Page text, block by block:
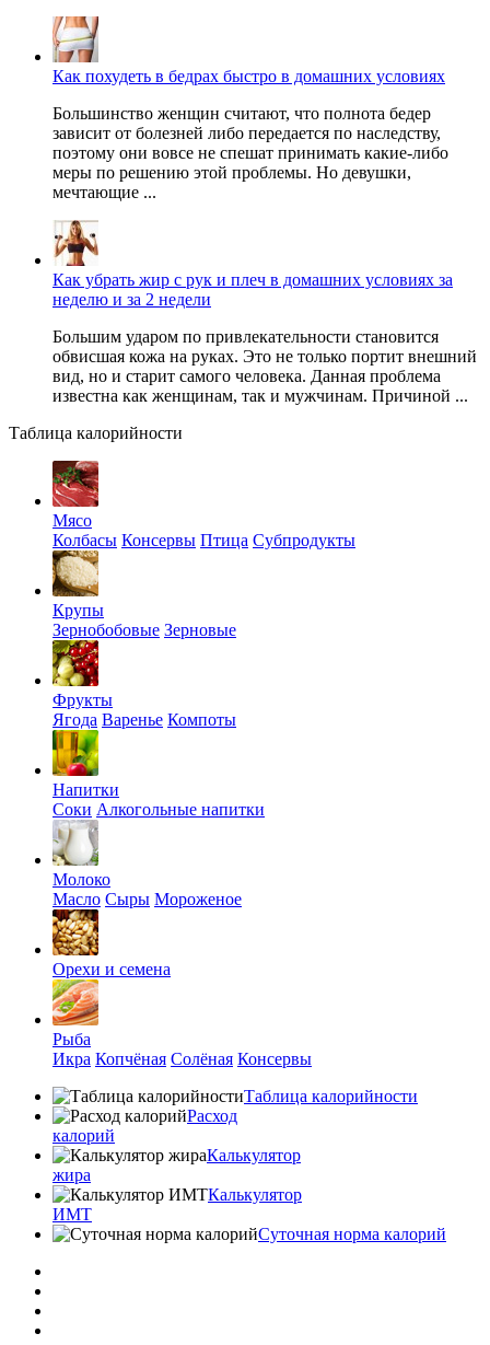
Как похудеть в бедрах быстро в домашних условиях
Большинство женщин считают, что полнота бедер
зависит от болезней либо передается по наследству,
поэтому они вовсе не спешат принимать какие-либо
меры по решению этой проблемы. Но девушки,
мечтающие ...
Как убрать жир с рук и плеч в домашних условиях за
неделю и за 2 недели
Большим ударом по привлекательности становится
обвисшая кожа на руках. Это не только портит внешний
вид, но и старит самого человека. Данная проблема
известна как женщинам, так и мужчинам. Причиной ...
Таблица калорийности
Мясо
Колбасы Консервы Птица Субпродукты
Крупы
Зернобобовые Зерновые
Фрукты
Ягода Варенье Компоты
Напитки
Соки Алкогольные напитки
Молоко
Масло Сыры Мороженое
Орехи и семена
Рыба
Икра Копчёная Солёная Консервы
Таблица калорийности
Расход
калорий
Калькулятор
жира
Калькулятор
ИМТ
Суточная норма калорий